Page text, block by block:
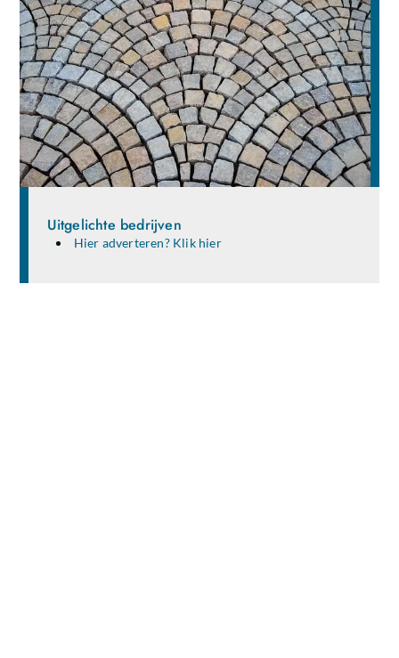
Uitgelichte bedrijven
Hier adverteren? Klik hier